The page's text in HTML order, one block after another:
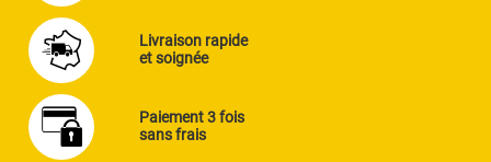
Livraison rapide
et soignée
Paiement 3 fois
sans frais